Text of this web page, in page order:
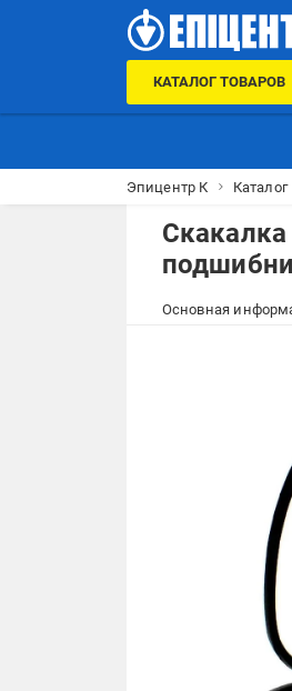
КАТАЛОГ ТОВАРОВ
Эпицентр К Каталог
Основная